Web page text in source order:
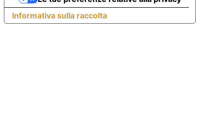
Informativa sulla raccolta